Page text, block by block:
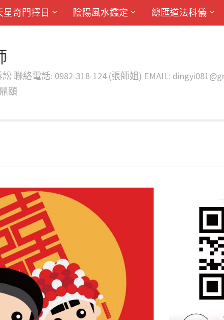
星奇門擇日 陰陽風水鑑定 總匯道法科儀
絡電話: 0982-318-124 (張師姐) EMAIL:
頤